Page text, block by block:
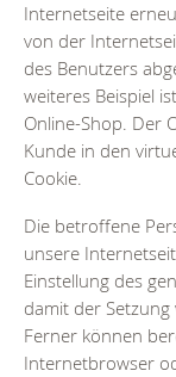
Internetseite
von der
des Benutzers
weiteres Beispiel
Online-Shop. Der
Kunde in den
Cookie.
Die betroffene
unsere
Einstellung des
damit der
Ferner können
Internetbrowser